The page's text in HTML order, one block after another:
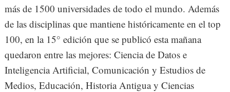
más de 1500 universidades de todo el mundo. Además
de las disciplinas que mantiene históricamente en el top
100, en la 15° edición que se publicó esta mañana
quedaron entre las mejores: Ciencia de Datos e
Inteligencia Artificial, Comunicación y Estudios de
Medios, Educación, Historia Antigua y Ciencias